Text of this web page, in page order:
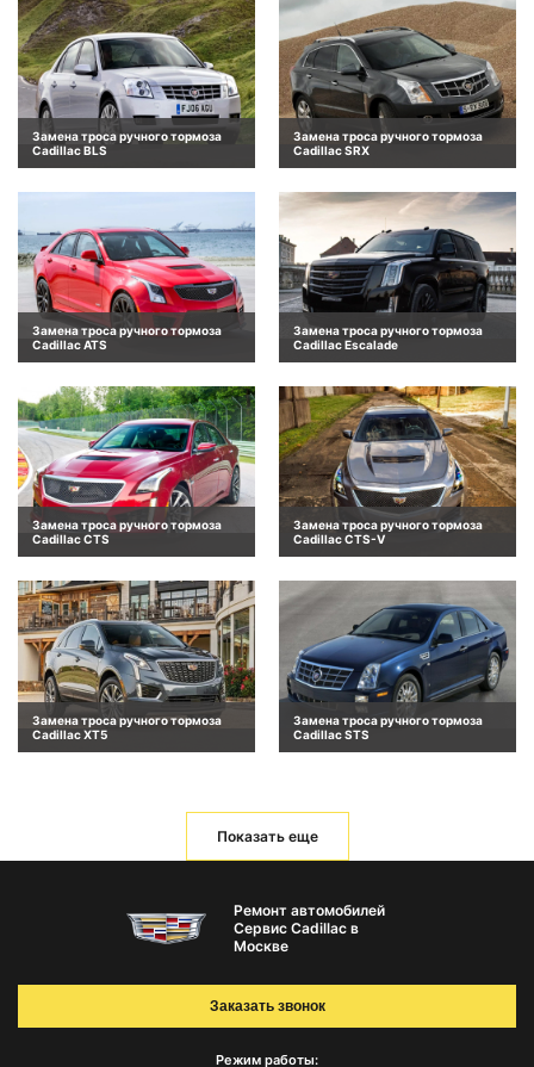
Замена троса ручного тормоза
Cadillac BLS
Замена троса ручного тормоза
Cadillac SRX
Замена троса ручного тормоза
Cadillac ATS
Замена троса ручного тормоза
Cadillac Escalade
Замена троса ручного тормоза
Cadillac CTS
Замена троса ручного тормоза
Cadillac CTS-V
Замена троса ручного тормоза
Cadillac XT5
Замена троса ручного тормоза
Cadillac STS
Показать еще
Ремонт автомобилей
Сервис Cadillac в
Москве
Режим работы:
Заказать звонок